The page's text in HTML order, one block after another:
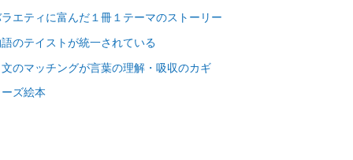
エティに富んだ１冊１テーマのストーリー
のテイストが統一されている
のマッチングが言葉の理解・吸収のカギ
ズ絵本